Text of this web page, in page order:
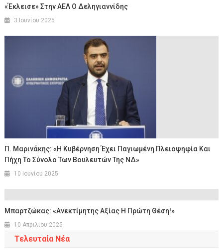
«Έκλεισε» Στην ΑΕΛ Ο Δεληγιαννίδης
3 Ιουνίου 2025
Π. Μαρινάκης: «Η Κυβέρνηση Έχει Παγιωμένη Πλειοψηφία Και
Πήχη Το Σύνολο Των Βουλευτών Της ΝΔ»
10 Ιουνίου 2025
Μπαρτζώκας: «Ανεκτίμητης Αξίας Η Πρώτη Θέση!»
10 Απριλίου 2025
Τελευταία Νέα